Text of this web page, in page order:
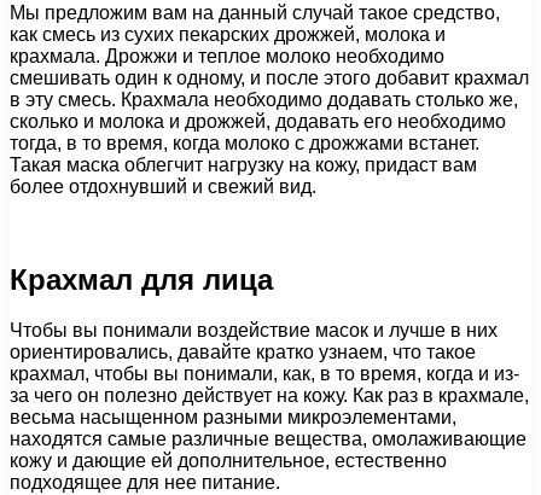
Мы предложим вам на данный случай такое средство,
как смесь из сухих пекарских дрожжей, молока и
крахмала. Дрожжи и теплое молоко необходимо
смешивать один к одному, и после этого добавит крахмал
в эту смесь. Крахмала необходимо додавать столько же,
сколько и молока и дрожжей, додавать его необходимо
тогда, в то время, когда молоко с дрожжами встанет.
Такая маска облегчит нагрузку на кожу, придаст вам
более отдохнувший и свежий вид.
Крахмал для лица
Чтобы вы понимали воздействие масок и лучше в них
ориентировались, давайте кратко узнаем, что такое
крахмал, чтобы вы понимали, как, в то время, когда и из-
за чего он полезно действует на кожу. Как раз в крахмале,
весьма насыщенном разными микроэлементами,
находятся самые различные вещества, омолаживающие
кожу и дающие ей дополнительное, естественно
подходящее для нее питание.